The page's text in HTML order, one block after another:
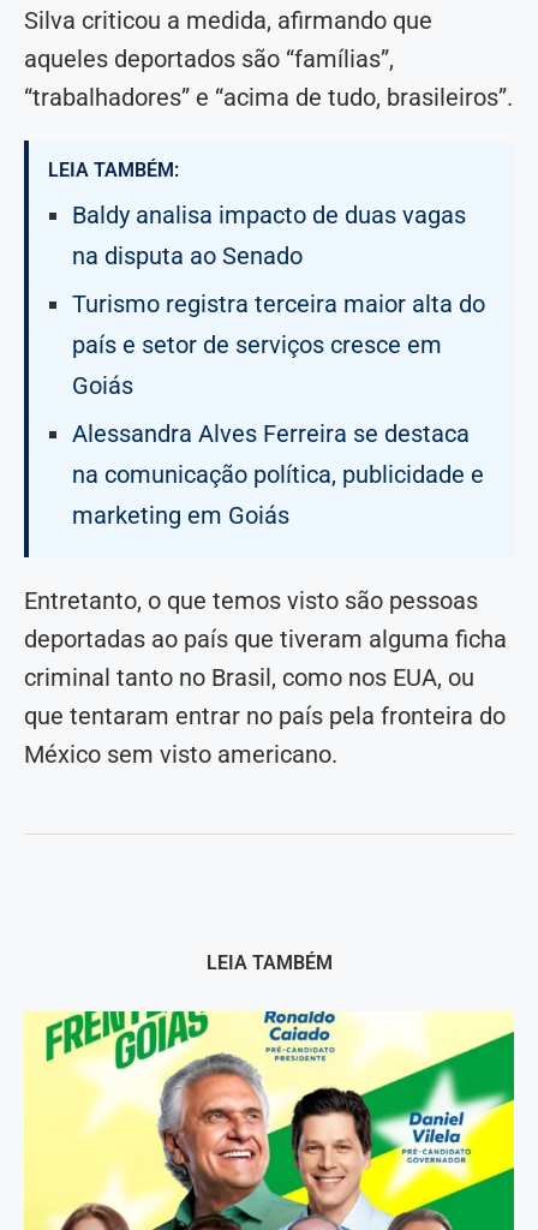
Silva criticou a medida, afirmando que
aqueles deportados são “famílias”,
“trabalhadores” e “acima de tudo, brasileiros”.
LEIA TAMBÉM:
Baldy analisa impacto de duas vagas
na disputa ao Senado
Turismo registra terceira maior alta do
país e setor de serviços cresce em
Goiás
Alessandra Alves Ferreira se destaca
na comunicação política, publicidade e
marketing em Goiás
Entretanto, o que temos visto são pessoas
deportadas ao país que tiveram alguma ficha
criminal tanto no Brasil, como nos EUA, ou
que tentaram entrar no país pela fronteira do
México sem visto americano.
LEIA TAMBÉM